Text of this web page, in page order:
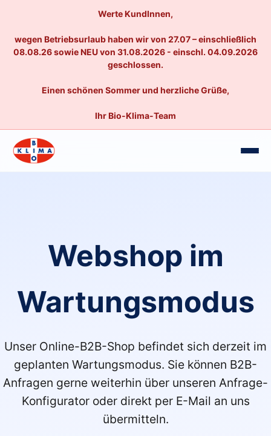
Werte KundInnen,
wegen Betriebsurlaub haben wir von 27.07 – einschließlich
08.08.26 sowie NEU von 31.08.2026 - einschl. 04.09.2026
geschlossen.
Einen schönen Sommer und herzliche Grüße,
Ihr Bio-Klima-Team
Webshop im
Wartungsmodus
Unser Online-B2B-Shop befindet sich derzeit im
geplanten Wartungsmodus. Sie können B2B-
Anfragen gerne weiterhin über unseren Anfrage-
Konfigurator oder direkt per E-Mail an uns
übermitteln.